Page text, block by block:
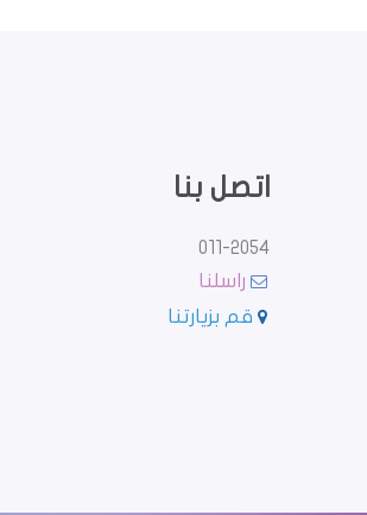
اتصل بنا
011-2054
راسلنا
قم بزيارتنا